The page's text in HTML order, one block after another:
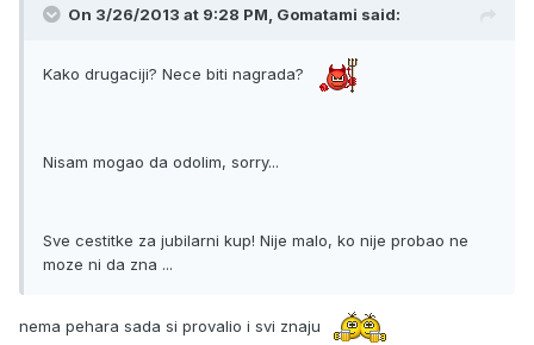
On 3/26/2013 at 9:28 PM, Gomatami said:
Kako drugaciji? Nece biti nagrada?
Nisam mogao da odolim, sorry...
Sve cestitke za jubilarni kup! Nije malo, ko nije probao ne
moze ni da zna ...
nema pehara sada si provalio i svi znaju